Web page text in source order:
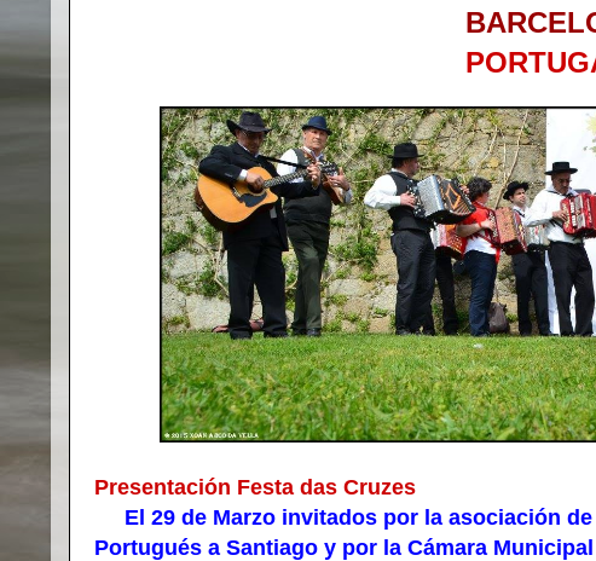
Presentación Festa das Cruzes
El 29 de Marzo invitados por la asociación
Portugués a Santiago y por la Cámara